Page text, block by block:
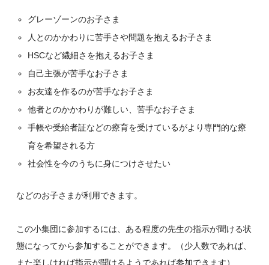
グレーゾーンのお子さま
人とのかかわりに苦手さや問題を抱えるお子さま
HSCなど繊細さを抱えるお子さま
自己主張が苦手なお子さま
お友達を作るのが苦手なお子さま
他者とのかかわりが難しい、苦手なお子さま
手帳や受給者証などの療育を受けているがより専門的な療
育を希望される方
社会性を今のうちに身につけさせたい
などのお子さまが利用できます。
この小集団に参加するには、ある程度の先生の指示が聞ける状
態になってから参加することができます。（少人数であれば、
また楽しければ指示が聞けるようであれば参加できます）